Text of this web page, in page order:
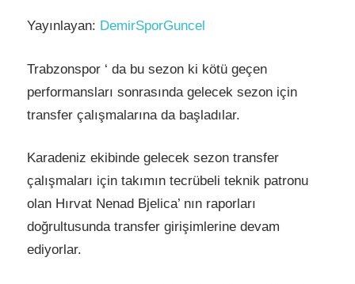
Yayınlayan: DemirSporGuncel
Trabzonspor ‘ da bu sezon ki kötü geçen
performansları sonrasında gelecek sezon için
transfer çalışmalarına da başladılar.
Karadeniz ekibinde gelecek sezon transfer
çalışmaları için takımın tecrübeli teknik patronu
olan Hırvat Nenad Bjelica’ nın raporları
doğrultusunda transfer girişimlerine devam
ediyorlar.